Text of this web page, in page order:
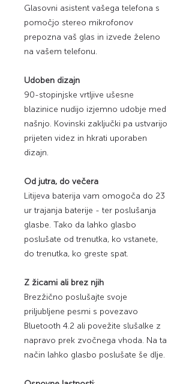
Glasovni asistent vašega telefona s
pomočjo stereo mikrofonov
prepozna vaš glas in izvede želeno
na vašem telefonu.
Udoben dizajn
90-stopinjske vrtljive ušesne
blazinice nudijo izjemno udobje med
našnjo. Kovinski zaključki pa ustvarijo
prijeten videz in hkrati uporaben
dizajn.
Od jutra, do večera
Litijeva baterija vam omogoča do 23
ur trajanja baterije - ter poslušanja
glasbe. Tako da lahko glasbo
poslušate od trenutka, ko vstanete,
do trenutka, ko greste spat.
Z žicami ali brez njih
Brezžično poslušajte svoje
priljubljene pesmi s povezavo
Bluetooth 4.2 ali povežite slušalke z
napravo prek zvočnega vhoda. Na ta
način lahko glasbo poslušate še dlje.